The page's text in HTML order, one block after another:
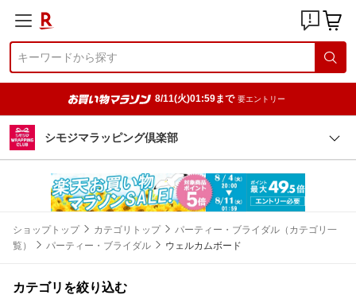
8/11(火)01:59まで 要エントリー
シモジマラッピング倶楽部
ショップトップ カテゴリトップ
パーティー・ブライダル（カテゴリ一
覧）
パーティー・ブライダル ウェルカムボード
カテゴリを絞り込む